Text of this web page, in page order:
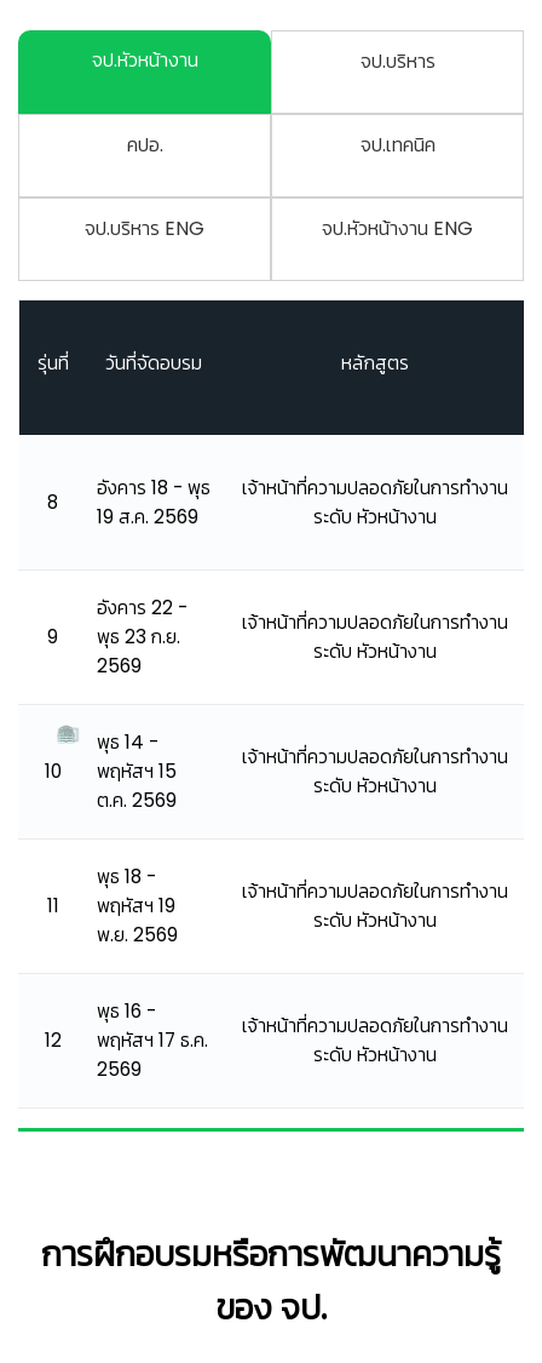
จป.หัวหน้างาน จป.บริหาร
คปอ. จป.เทคนิค
จป.บริหาร ENG จป.หัวหน้างาน ENG
รุ่นที่ วันที่จัดอบรม หลักสูตร
8
อังคาร 18 - พุธ
19 ส.ค. 2569
เจ้าหน้าที่ความปลอดภัยในการทำงาน
ระดับ หัวหน้างาน
9
อังคาร 22 -
พุธ 23 ก.ย.
2569
เจ้าหน้าที่ความปลอดภัยในการทำงาน
ระดับ หัวหน้างาน
10
พุธ 14 -
พฤหัสฯ 15
ต.ค. 2569
เจ้าหน้าที่ความปลอดภัยในการทำงาน
ระดับ หัวหน้างาน
11
พุธ 18 -
พฤหัสฯ 19
พ.ย. 2569
เจ้าหน้าที่ความปลอดภัยในการทำงาน
ระดับ หัวหน้างาน
12
พุธ 16 -
พฤหัสฯ 17 ธ.ค.
2569
เจ้าหน้าที่ความปลอดภัยในการทำงาน
ระดับ หัวหน้างาน
การฝึกอบรมหรือการพัฒนาความรู้
ของ จป.